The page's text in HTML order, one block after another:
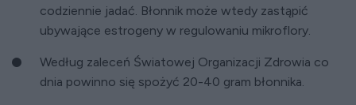
codziennie jadać. Błonnik może wtedy zastąpić
ubywające estrogeny w regulowaniu mikroflory.
Według zaleceń Światowej Organizacji Zdrowia co
dnia powinno się spożyć 20-40 gram błonnika.